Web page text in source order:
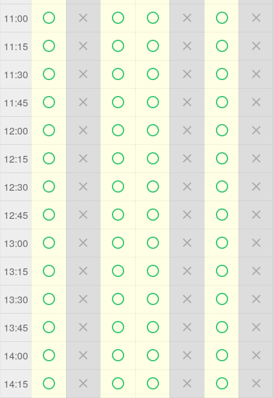
11:00       
11:15       
11:30       
11:45       
12:00       
12:15       
12:30       
12:45       
13:00       
13:15       
13:30       
13:45       
14:00       
14:15       